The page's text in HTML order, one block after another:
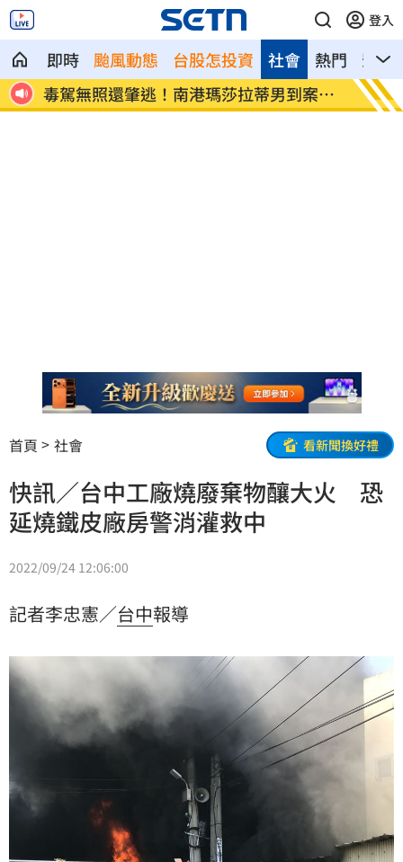
登入
即時 颱風動態 台股怎投資 熱門 影音
社會
認
轉戰股市遭槓桿反噬 韓健身網紅虧1500
萬
南韓
首頁 社會 看新聞換好禮
快訊／台中工廠燒廢棄物釀大火 恐
延燒鐵皮廠房警消灌救中
2022/09/24 12:06:00
記者李忠憲／台中報導